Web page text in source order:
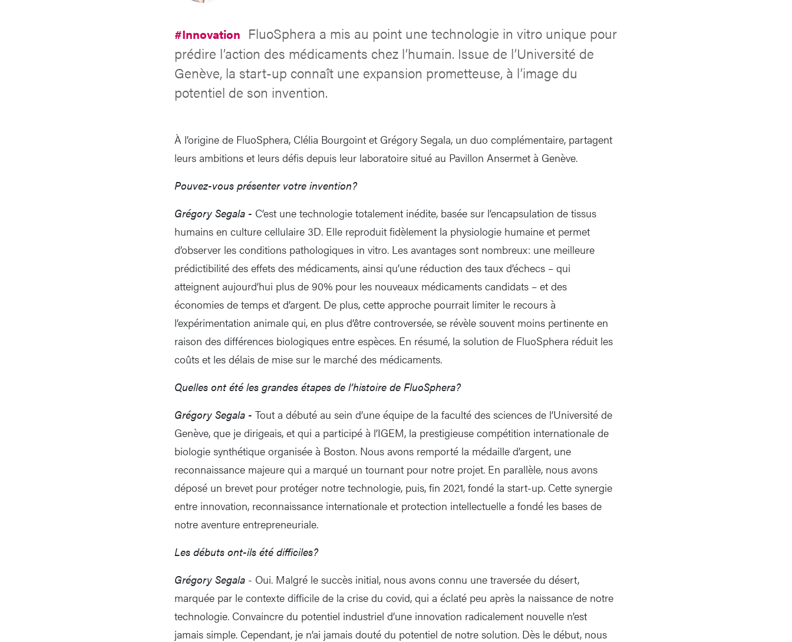
#Innovation FluoSphera a mis au point une technologie in vitro unique pour
prédire l’action des médicaments chez l’humain. Issue de l’Université de
Genève, la start-up connaît une expansion prometteuse, à l’image du
potentiel de son invention.
À l’origine de FluoSphera, Clélia Bourgoint et Grégory Segala, un duo complémentaire, partagent
leurs ambitions et leurs défis depuis leur laboratoire situé au Pavillon Ansermet à Genève.
Pouvez-vous présenter votre invention?
Grégory Segala - C’est une technologie totalement inédite, basée sur l’encapsulation de tissus
humains en culture cellulaire 3D. Elle reproduit fidèlement la physiologie humaine et permet
d’observer les conditions pathologiques in vitro. Les avantages sont nombreux: une meilleure
prédictibilité des effets des médicaments, ainsi qu’une réduction des taux d’échecs – qui
atteignent aujourd’hui plus de 90% pour les nouveaux médicaments candidats – et des
économies de temps et d’argent. De plus, cette approche pourrait limiter le recours à
l’expérimentation animale qui, en plus d’être controversée, se révèle souvent moins pertinente en
raison des différences biologiques entre espèces. En résumé, la solution de FluoSphera réduit les
coûts et les délais de mise sur le marché des médicaments.
Quelles ont été les grandes étapes de l’histoire de FluoSphera?
Grégory Segala - Tout a débuté au sein d’une équipe de la faculté des sciences de l’Université de
Genève, que je dirigeais, et qui a participé à l’IGEM, la prestigieuse compétition internationale de
biologie synthétique organisée à Boston. Nous avons remporté la médaille d’argent, une
reconnaissance majeure qui a marqué un tournant pour notre projet. En parallèle, nous avons
déposé un brevet pour protéger notre technologie, puis, fin 2021, fondé la start-up. Cette synergie
entre innovation, reconnaissance internationale et protection intellectuelle a fondé les bases de
notre aventure entrepreneuriale.
Les débuts ont-ils été difficiles?
Grégory Segala - Oui. Malgré le succès initial, nous avons connu une traversée du désert,
marquée par le contexte difficile de la crise du covid, qui a éclaté peu après la naissance de notre
technologie. Convaincre du potentiel industriel d’une innovation radicalement nouvelle n’est
jamais simple. Cependant, je n’ai jamais douté du potentiel de notre solution. Dès le début, nous